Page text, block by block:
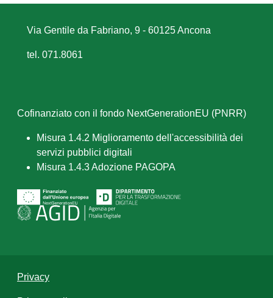
Via Gentile da Fabriano, 9 - 60125 Ancona
tel. 071.8061
Cofinanziato con il fondo NextGenerationEU (PNRR)
Misura 1.4.2 Miglioramento dell'accessibilità dei
servizi pubblici digitali
Misura 1.4.3 Adozione PAGOPA
Privacy